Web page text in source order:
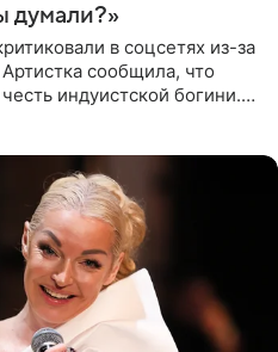
думали?»
в соцсетях из-за
сообщила, что
индуистской богини.